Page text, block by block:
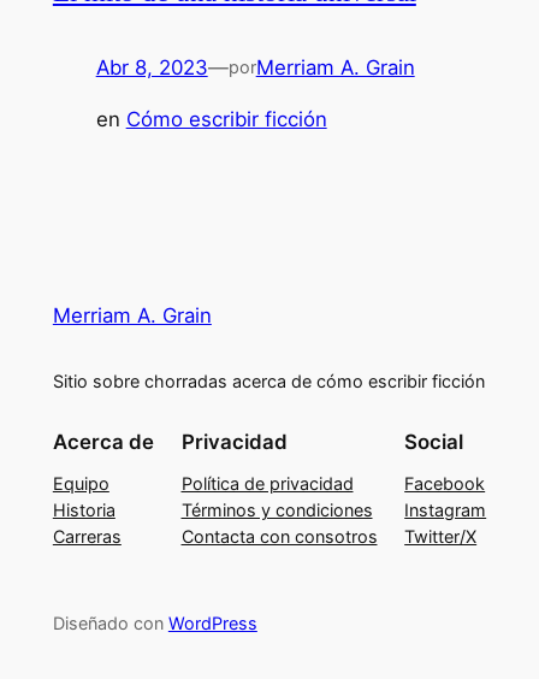
Abr 8, 2023—porMerriam A. Grain
en Cómo escribir ficción
Merriam A. Grain
Sitio sobre chorradas acerca de cómo escribir ficción
Acerca de
Equipo
Historia
Carreras
Privacidad
Política de privacidad
Términos y condiciones
Contacta con consotros
Social
Facebook
Instagram
Twitter/X
Diseñado con WordPress